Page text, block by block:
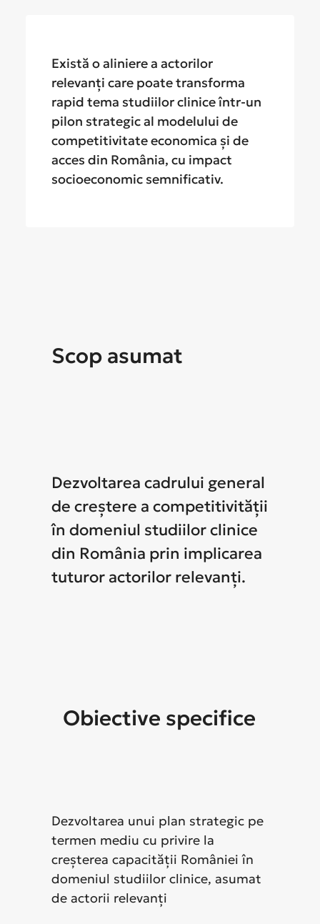
Există o aliniere a actorilor
relevanți care poate transforma
rapid tema studiilor clinice într-un
pilon strategic al modelului de
competitivitate economica și de
acces din România, cu impact
socioeconomic semnificativ.
Scop asumat
Dezvoltarea cadrului general
de creștere a competitivității
în domeniul studiilor clinice
din România prin implicarea
tuturor actorilor relevanți.
Obiective specifice
Dezvoltarea unui plan strategic pe
termen mediu cu privire la
creșterea capacității României în
domeniul studiilor clinice, asumat
de actorii relevanți